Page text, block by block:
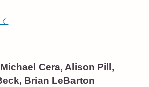
Cera, Alison Pill,
Brian LeBarton